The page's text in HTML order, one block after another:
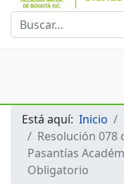
Buscar
Está aquí: Inicio
Resolución 078
Pasantías
Obligatorio